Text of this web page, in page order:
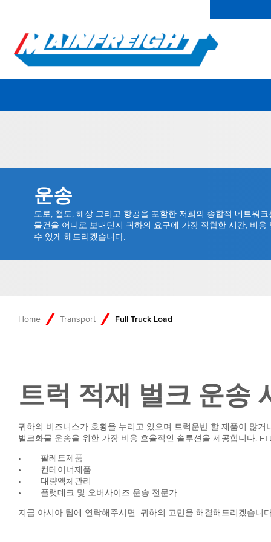
Go to Home
운송
도로, 철도, 해상 그리고 항공을 포함한 저희의 종합적 네트워
물건을 어디로 보내던지 귀하의 요구에 가장 적합한 시간, 비용
수 있게 해드리겠습니다.
Home Transport Full Truck Load
트럭 적재 벌크 운송
귀하의 비즈니스가 호황을 누리고 있으며 트럭운반 할 제품이 많
벌크화물 운송을 위한 가장 비용-효율적인 솔루션을 제공합니다.
• 팔레트제품
• 컨테이너제품
• 대량액체관리
• 플랫데크 및 오버사이즈 운송 전문가
지금 아시아 팀에 연락해주시면 귀하의 고민을 해결해드리겠습니